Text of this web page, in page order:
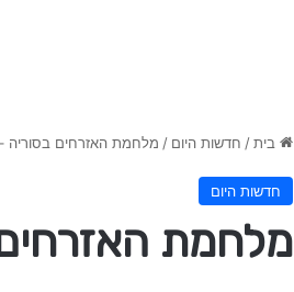
בית / חדשות היום / מלחמת האזרחים בסוריה
חדשות היום
מלחמת